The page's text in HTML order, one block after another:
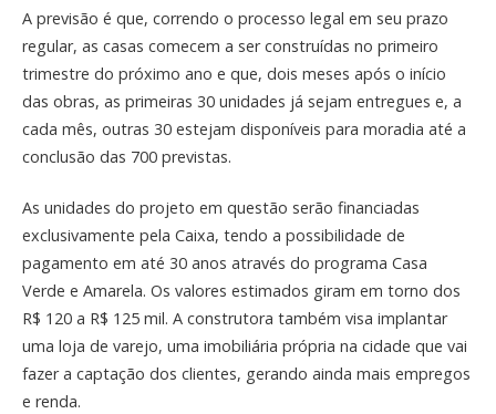
A previsão é que, correndo o processo legal em seu prazo
regular, as casas comecem a ser construídas no primeiro
trimestre do próximo ano e que, dois meses após o início
das obras, as primeiras 30 unidades já sejam entregues e, a
cada mês, outras 30 estejam disponíveis para moradia até a
conclusão das 700 previstas.
As unidades do projeto em questão serão financiadas
exclusivamente pela Caixa, tendo a possibilidade de
pagamento em até 30 anos através do programa Casa
Verde e Amarela. Os valores estimados giram em torno dos
R$ 120 a R$ 125 mil. A construtora também visa implantar
uma loja de varejo, uma imobiliária própria na cidade que vai
fazer a captação dos clientes, gerando ainda mais empregos
e renda.